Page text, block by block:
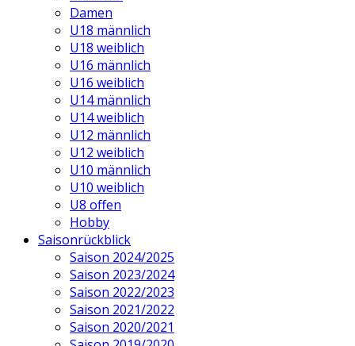
Damen
U18 männlich
U18 weiblich
U16 männlich
U16 weiblich
U14 männlich
U14 weiblich
U12 männlich
U12 weiblich
U10 männlich
U10 weiblich
U8 offen
Hobby
Saisonrückblick
Saison 2024/2025
Saison 2023/2024
Saison 2022/2023
Saison 2021/2022
Saison 2020/2021